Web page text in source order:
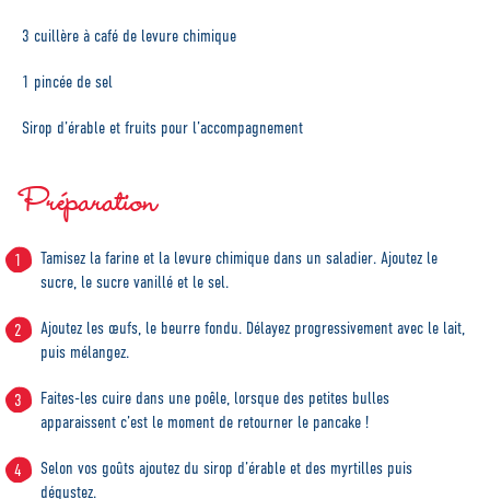
3 cuillère à café de levure chimique
1 pincée de sel
Sirop d’érable et fruits pour l’accompagnement
Préparation
Tamisez la farine et la levure chimique dans un saladier. Ajoutez le
sucre, le sucre vanillé et le sel.
Ajoutez les œufs, le beurre fondu. Délayez progressivement avec le lait,
puis mélangez.
Faites-les cuire dans une poêle, lorsque des petites bulles
apparaissent c’est le moment de retourner le pancake !
Selon vos goûts ajoutez du sirop d’érable et des myrtilles puis
dégustez.